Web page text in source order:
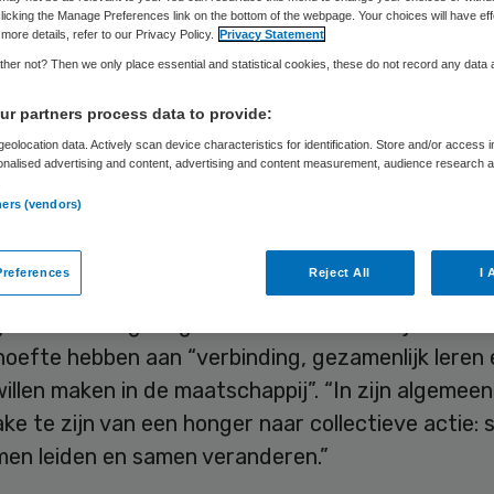
Skipr Redactie 3 februari 2014 ,10:24 120 keer gelezen
en managers in de zorg hebben behoefte zich
te ontwikkelen: samen te leren, samen te leiden
in te zetten. Dat blijkt uit onderzoek van
opdracht van Movimento.
zorgstelsel verandert ingrijpend. Het is nog
wat deze uitdagingen van toezichthouders,
hebben aan “verbinding, gezamenlijk leren
maken in de maatschappij”. “In zijn
te zijn van een honger naar collectieve actie:
leiden en samen veranderen.”
the Manage Preferences link on the bottom of the webpage. Your choices will have
details, refer to our Privacy Policy. Privacy Statement
not? Then we only place essential and statistical cookies, these do not record any data
partners process data to provide:
data. Actively scan device characteristics for identification. Store and/or access
advertising and content, advertising and content measurement, audience research
(vendors)
Reject All I